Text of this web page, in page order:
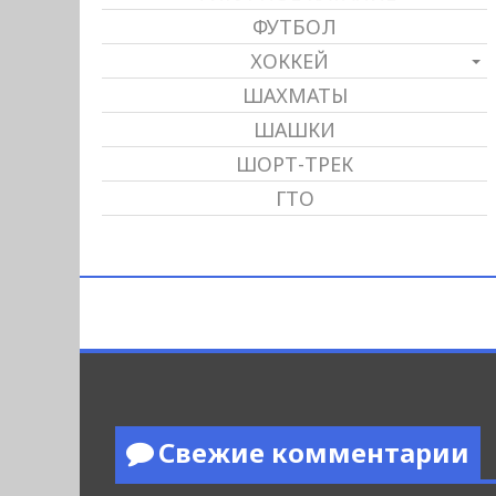
ФУТБОЛ
ХОККЕЙ
ШАХМАТЫ
ШАШКИ
ШОРТ-ТРЕК
ГТО
Свежие комментарии